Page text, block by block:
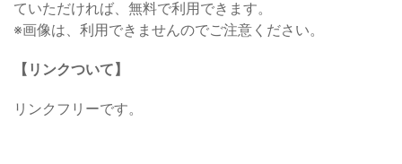
ていただければ、無料で利用できます。
※画像は、利用できませんのでご注意ください。
【リンクついて】
リンクフリーです。